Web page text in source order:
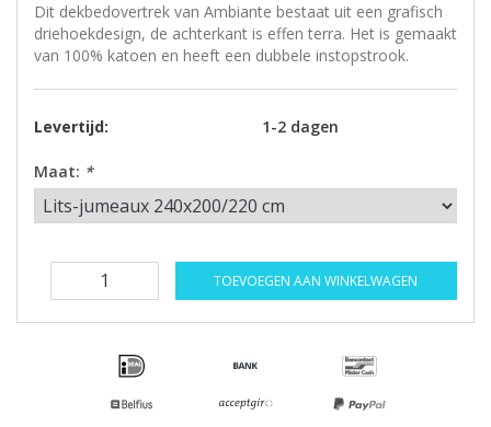
Dit dekbedovertrek van Ambiante bestaat uit een grafisch
driehoekdesign, de achterkant is effen terra. Het is gemaakt
van 100% katoen en heeft een dubbele instopstrook.
Levertijd: 1-2 dagen
Maat: *
TOEVOEGEN AAN WINKELWAGEN